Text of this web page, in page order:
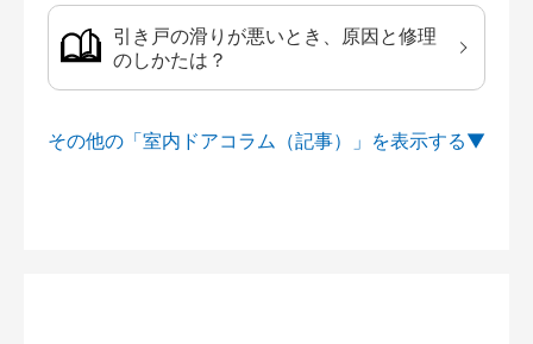
引き戸の滑りが悪いとき、原因と修理
のしかたは？
その他の「室内ドアコラム（記事）」を